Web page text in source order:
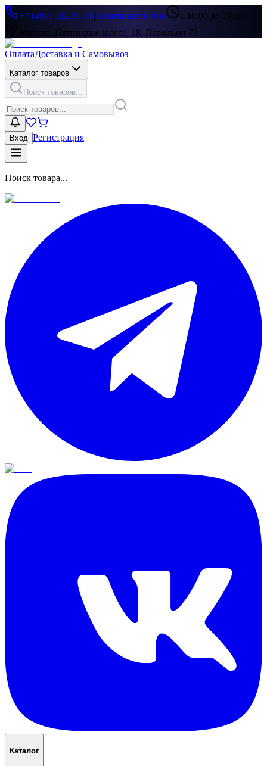
+7 (499) 322-33-86|Перезвоните мне
с 10:00 до 19:00
Москва, Пятницкое шоссе, 18, Павильон 73
ОплатаДоставка и Самовывоз
Каталог товаров
Поиск товаров...
Вход Регистрация
Поиск товара...
Каталог